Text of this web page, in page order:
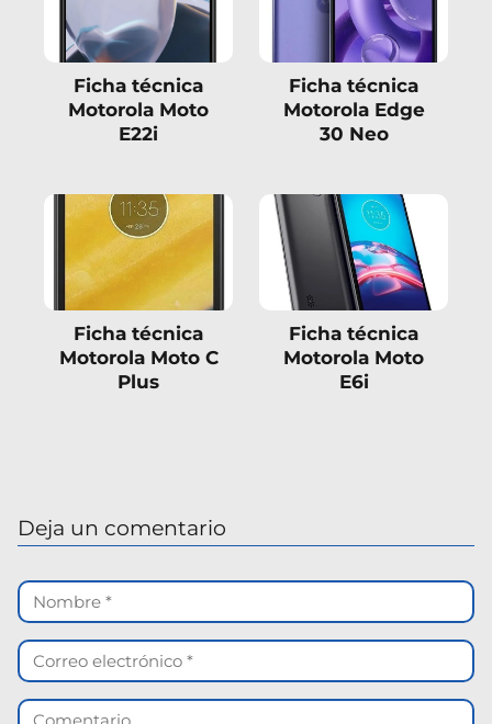
Ficha técnica
Motorola Moto
E22i
Ficha técnica
Motorola Edge
30 Neo
Ficha técnica
Motorola Moto C
Plus
Ficha técnica
Motorola Moto
E6i
Deja un comentario